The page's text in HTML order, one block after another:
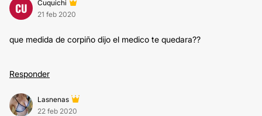
CU
Cuquichi
21 feb 2020
que medida de corpiño dijo el medico te quedara??
Responder
Lasnenas
22 feb 2020